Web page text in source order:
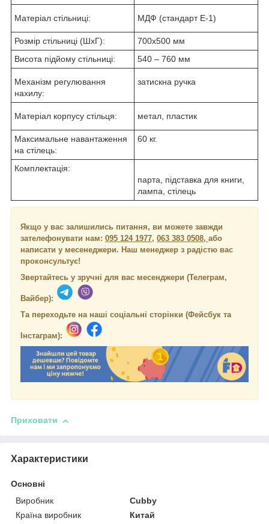
Матеріал стільниці: МДФ (стандарт Е-1)
Розмір стільниці (ШхГ):
700х500 мм
Висота підйому стільниці:
540 – 760 мм
Механізм регулювання
нахилу:
затискна ручка
Матеріал корпусу стільця: метал, пластик
Максимальне навантаження
на стілець:
60 кг.
Комплектація:
парта, підставка для книги,
лампа, стілець
Якщо у вас залишились питання, ви можете завжди
зателефонувати нам: 095 124 1977, 063 383 0508, або
написати у месенеджери. Наш менеджер з радістю вас
проконсультує!
Звертайтесь у зручні для вас месенджери (Телеграм,
Вайбер):
Та переходьте на наші соціальні сторінки (Фейсбук та
Інстаграм):
Приховати
Характеристики
Основні
Виробник
Cubby
Країна виробник
Китай